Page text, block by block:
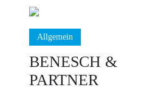
Allgemein
BENESCH &
PARTNER